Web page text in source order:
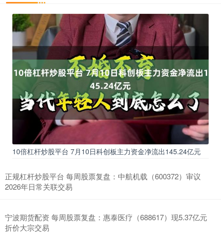
10倍杠杆炒股平台 7月10日科创板主力资金净流出145.24亿元
正规杠杆炒股平台 每周股票复盘：中航机载（600372）审议
2026年日常关联交易
宁波期货配资 每周股票复盘：惠泰医疗（688617）现5.37亿元
折价大宗交易